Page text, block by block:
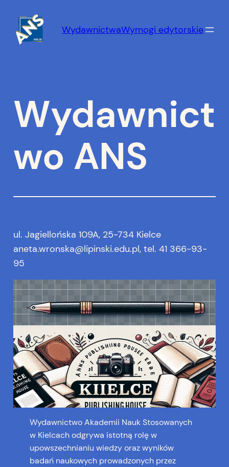
treści
WydawnictwaWymogi edytorskie
Wydawnict
wo ANS
ul. Jagiellońska 109A, 25-734 Kielce
aneta.wronska@lipinski.edu.pl, tel. 41 366-93-
95
Wydawnictwo Akademii Nauk Stosowanych
w Kielcach odgrywa istotną rolę w
upowszechnianiu wiedzy oraz wyników
badań naukowych prowadzonych przez